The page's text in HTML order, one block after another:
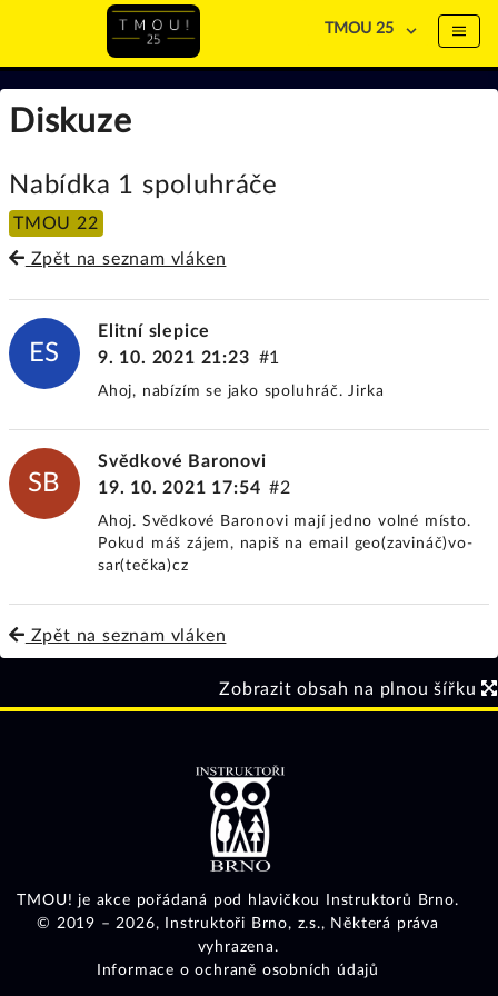
TMOU 25
Diskuze
Nabídka 1 spoluhráče
TMOU 22
Zpět na seznam vláken
ES
Elitní slepice
#1
9. 10. 2021 21:23
Ahoj, nabízím se jako spoluhráč. Jirka
SB
Svědkové Baronovi
#2
19. 10. 2021 17:54
Ahoj. Svědkové Baronovi mají jedno volné místo.
Pokud máš zájem, napiš na email geo(zavináč)vo­
sar(tečka)cz
Zpět na seznam vláken
Zobrazit obsah na plnou šířku
TMOU! je akce pořádaná pod hlavičkou Instruktorů Brno.
© 2019 – 2026,
Instruktoři Brno, z.s., Některá práva
vyhrazena.
Informace o ochraně osobních údajů